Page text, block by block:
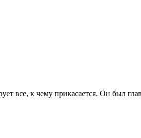
все, к чему прикасается. Он был